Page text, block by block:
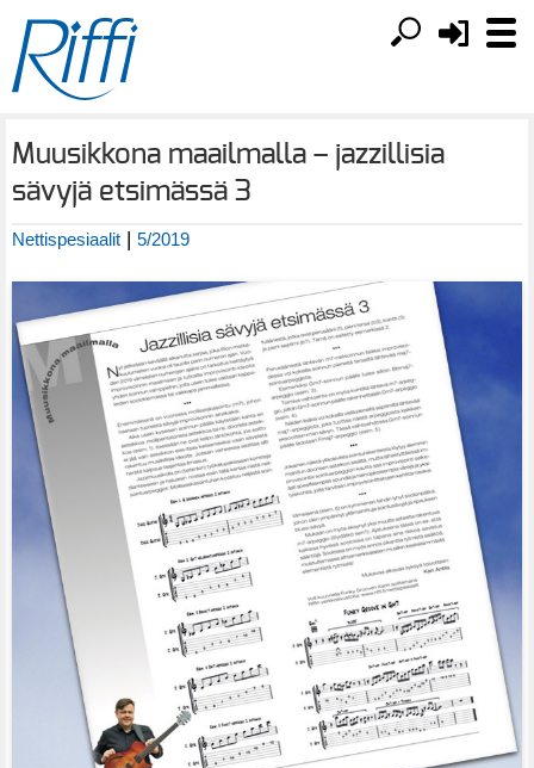
Muusikkona maailmalla – jazzillisia
sävyjä etsimässä 3
Nettispesiaalit | 5/2019